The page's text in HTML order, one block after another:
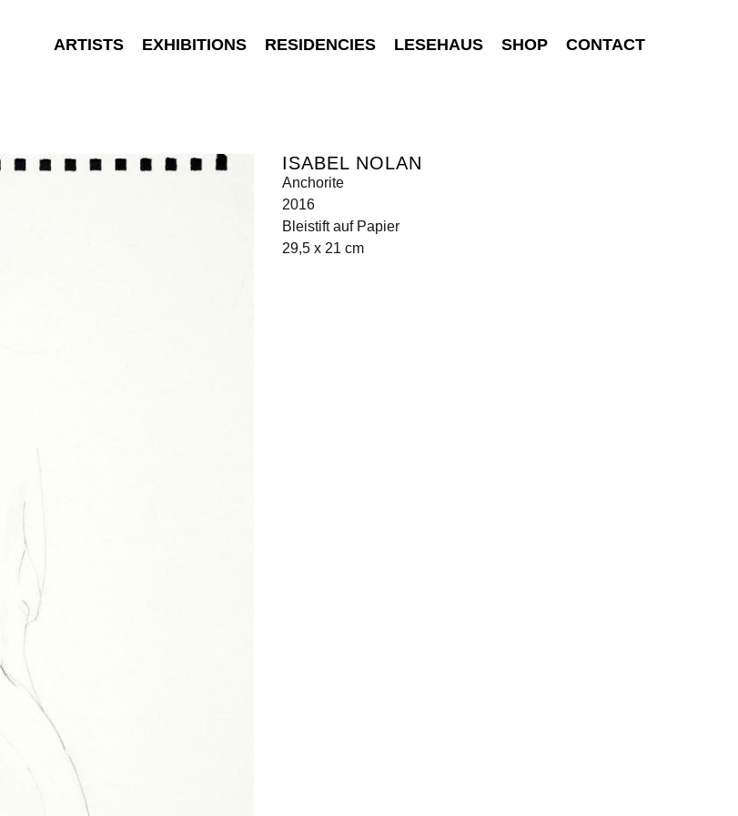
ARTISTS EXHIBITIONS RESIDENCIES LESEHAUS SHOP CONTACT
ISABEL NOLAN
Anchorite
2016
Bleistift auf Papier
29,5 x 21 cm